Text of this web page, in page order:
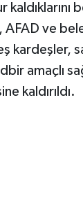
ve
kardeşler,
amaçlı
kaldırıldı.